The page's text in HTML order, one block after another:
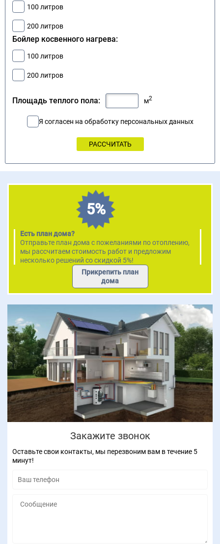
100 литров
200 литров
Бойлер косвенного нагрева:
100 литров
200 литров
Площадь теплого пола: м2
Я согласен на обработку персональных данных
5%
Есть план дома?
Отправьте план дома с пожеланиями по отоплению,
мы рассчитаем стоимость работ и предложим
несколько решений со скидкой 5%!
Прикрепить план
дома
Закажите звонок
Оставьте свои контакты, мы перезвоним вам в течение 5
минут!